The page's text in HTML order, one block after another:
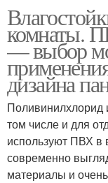
комнаты.
— выбор
дизайна
Поливинилхлорид
том числе и для
используют ПВХ в
современно
материалы и